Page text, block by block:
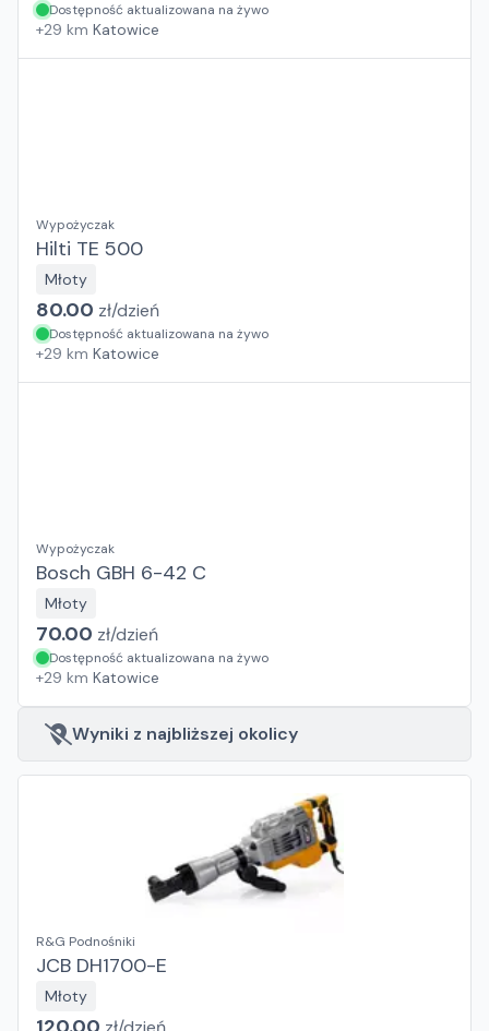
Dostępność aktualizowana na żywo
+29 km Katowice
Wypożyczak
Hilti TE 500
Młoty
80.00 zł/dzień
Dostępność aktualizowana na żywo
+29 km Katowice
Wypożyczak
Bosch GBH 6-42 C
Młoty
70.00 zł/dzień
Dostępność aktualizowana na żywo
+29 km Katowice
Wyniki z najbliższej okolicy
R&G Podnośniki
JCB DH1700-E
Młoty